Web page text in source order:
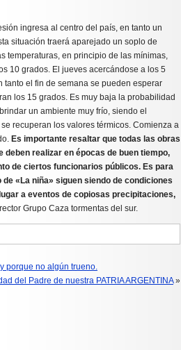
ingresa al centro del país, en tanto un
situación traerá aparejado un soplo de
temperaturas, en principio de las mínimas,
10 grados. El jueves acercándose a los 5
el fin de semana se pueden esperar
los 15 grados. Es muy baja la probabilidad
un ambiente muy frío, siendo el
recuperan los valores térmicos. Comienza a
Es importante resaltar que todas las obras
realizar en épocas de buen tiempo,
de ciertos funcionarios públicos. Es para
«La niña» siguen siendo de condiciones
a eventos de copiosas precipitaciones,
Grupo Caza tormentas del sur.
porque no algún trueno.
del Padre de nuestra PATRIA ARGENTINA»